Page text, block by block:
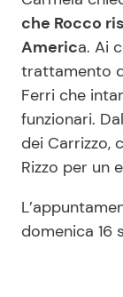
che Rocco
America. Ai
trattamento
Ferri che
funzionari.
dei Carrizzo,
Rizzo per un
domenica 16